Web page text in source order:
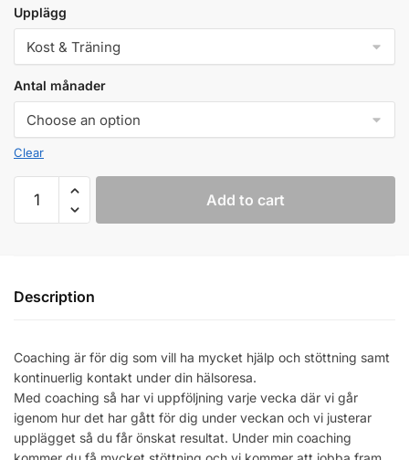
Upplägg
Antal månader
Clear
EFFECT
hela
Add to cart
Description
Coaching är för dig som vill ha mycket hjälp och stöttning samt
kontinuerlig kontakt under din hälsoresa.
Med coaching så har vi uppföljning varje vecka där vi går
igenom hur det har gått för dig under veckan och vi justerar
upplägget så du får önskat resultat. Under min coaching